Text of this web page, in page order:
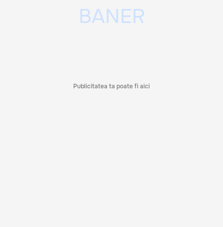
Publicitatea ta poate fi aici